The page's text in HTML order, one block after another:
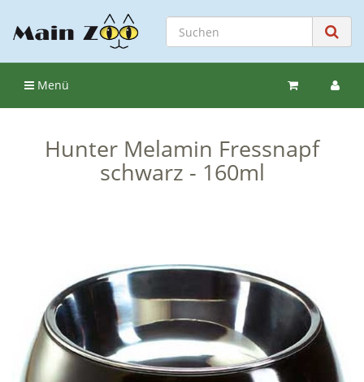
Menü
Hunter Melamin Fressnapf
schwarz - 160ml